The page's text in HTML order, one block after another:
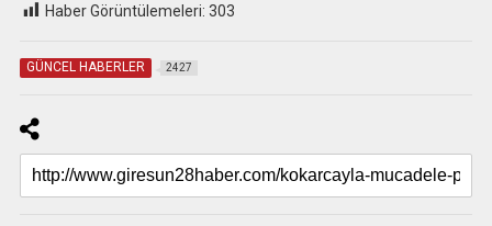
Haber Görüntülemeleri: 303
GÜNCEL HABERLER 2427